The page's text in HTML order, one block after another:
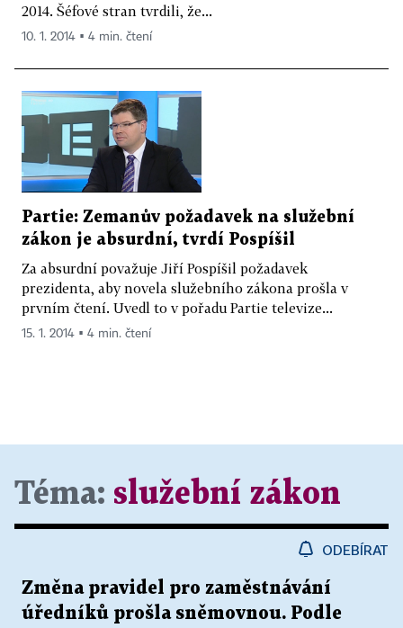
2014. Šéfové stran tvrdili, že...
10. 1. 2014 ▪ 4 min. čtení
Partie: Zemanův požadavek na služební
zákon je absurdní, tvrdí Pospíšil
Za absurdní považuje Jiří Pospíšil požadavek
prezidenta, aby novela služebního zákona prošla v
prvním čtení. Uvedl to v pořadu Partie televize...
15. 1. 2014 ▪ 4 min. čtení
Téma: služební zákon
ODEBÍRAT
Změna pravidel pro zaměstnávání
úředníků prošla sněmovnou. Podle